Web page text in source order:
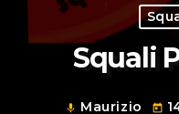
Squali
mic Maurizio today